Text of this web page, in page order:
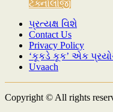
ટેક્નોલોજી
પ્રત્યક્ષ વિશે
Contact Us
Privacy Policy
‘કૂકડે કૂક’ એક
Uvaach
Copyright © All rights